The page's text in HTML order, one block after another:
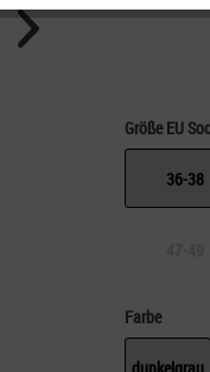
Größe EU
36-38
Farbe